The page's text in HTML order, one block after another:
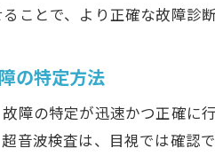
故
ことで、より正確な故障診
の特定方法
障の特定が迅速かつ正確に
音波検査は、目視では確認